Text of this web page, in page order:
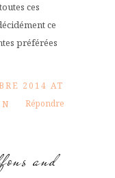
ces
ce
préférées
2014 AT
Répondre
and